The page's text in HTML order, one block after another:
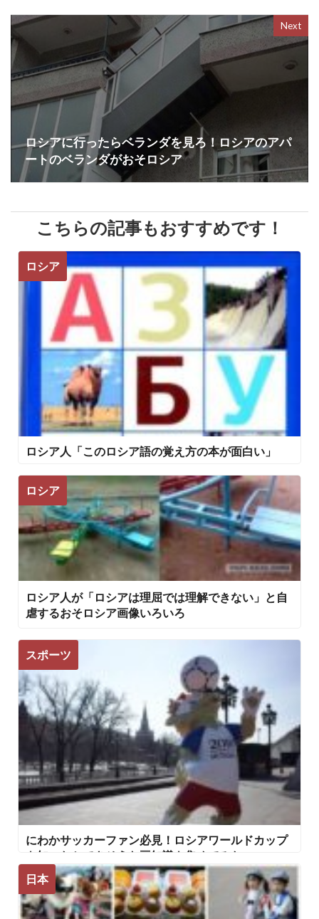
Next
ロシアに行ったらベランダを見ろ！ロシアのアパ
ートのベランダがおそロシア
こちらの記事もおすすめです！
ロシア
ロシア人「このロシア語の覚え方の本が面白い」
ロシア
ロシア人が「ロシアは理屈では理解できない」と自
虐するおそロシア画像いろいろ
スポーツ
にわかサッカーファン必見！ロシアワールドカップ
を知ったかできそうな豆知識を集めてみた
日本